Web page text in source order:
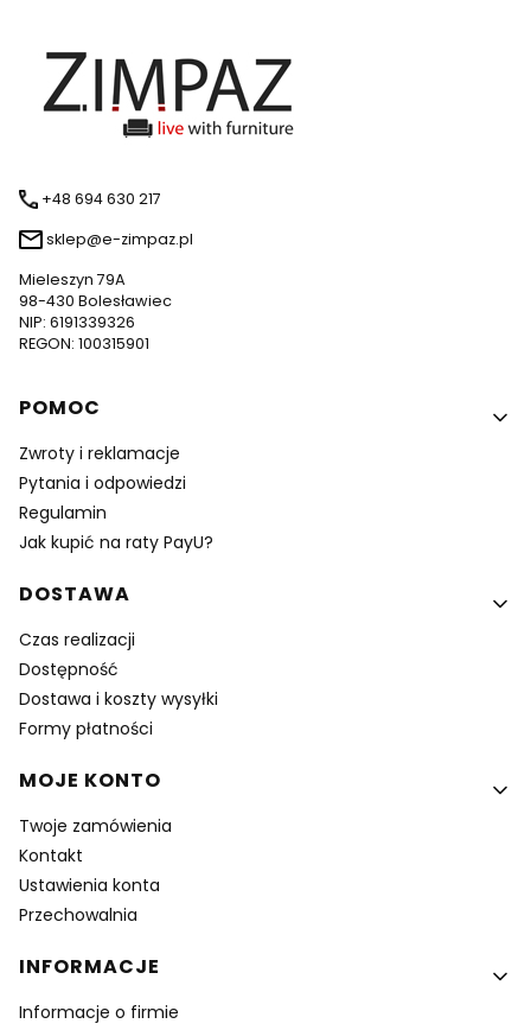
+48 694 630 217
sklep@e-zimpaz.pl
Mieleszyn 79A
98-430 Bolesławiec
NIP: 6191339326
REGON: 100315901
Linki w stopce
POMOC
Zwroty i reklamacje
Pytania i odpowiedzi
Regulamin
Jak kupić na raty PayU?
DOSTAWA
Czas realizacji
Dostępność
Dostawa i koszty wysyłki
Formy płatności
MOJE KONTO
Twoje zamówienia
Kontakt
Ustawienia konta
Przechowalnia
INFORMACJE
Informacje o firmie